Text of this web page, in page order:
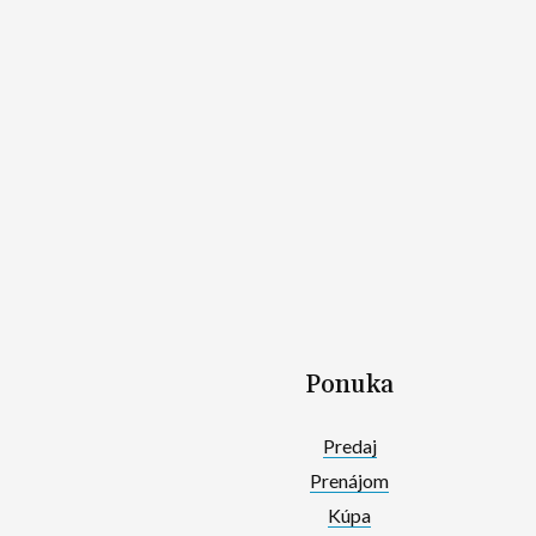
Ponuka
Predaj
Prenájom
Kúpa